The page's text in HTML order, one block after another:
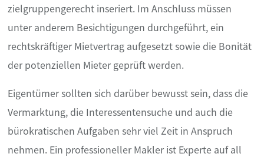
zielgruppengerecht inseriert. Im Anschluss müssen
unter anderem Besichtigungen durchgeführt, ein
rechtskräftiger Mietvertrag aufgesetzt sowie die Bonität
der potenziellen Mieter geprüft werden.
Eigentümer sollten sich darüber bewusst sein, dass die
Vermarktung, die Interessentensuche und auch die
bürokratischen Aufgaben sehr viel Zeit in Anspruch
nehmen. Ein professioneller Makler ist Experte auf all